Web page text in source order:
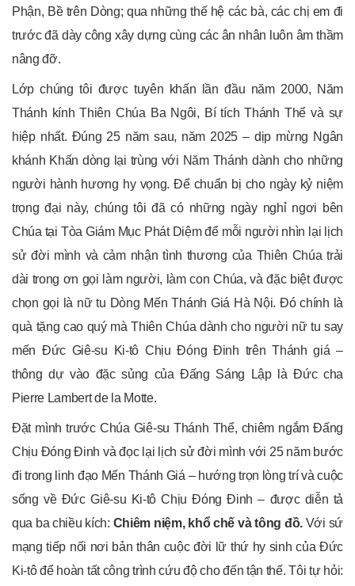
Phận, Bề trên Dòng; qua những thế hệ các bà, các chị em đi
trước đã dày công xây dựng cùng các ân nhân luôn âm thầm
nâng đỡ.
Lớp chúng tôi được tuyên khấn lần đầu năm 2000, Năm
Thánh kính Thiên Chúa Ba Ngôi, Bí tích Thánh Thể và sự
hiệp nhất. Đúng 25 năm sau, năm 2025 – dịp mừng Ngân
khánh Khấn dòng lại trùng với Năm Thánh dành cho những
người hành hương hy vọng. Để chuẩn bị cho ngày kỷ niệm
trọng đại này, chúng tôi đã có những ngày nghỉ ngơi bên
Chúa tại Tòa Giám Mục Phát Diệm để mỗi người nhìn lại lịch
sử đời mình và cảm nhận tình thương của Thiên Chúa trải
dài trong ơn gọi làm người, làm con Chúa, và đặc biệt được
chọn gọi là nữ tu Dòng Mến Thánh Giá Hà Nội. Đó chính là
quà tặng cao quý mà Thiên Chúa dành cho người nữ tu say
mến Đức Giê-su Ki-tô Chịu Đóng Đinh trên Thánh giá –
thông dự vào đặc sủng của Đấng Sáng Lập là Đức cha
Pierre Lambert de la Motte.
Đặt mình trước Chúa Giê-su Thánh Thể, chiêm ngắm Đấng
Chịu Đóng Đinh và đọc lại lịch sử đời mình với 25 năm bước
đi trong linh đạo Mến Thánh Giá – hướng trọn lòng trí và cuộc
sống về Đức Giê-su Ki-tô Chịu Đóng Đinh – được diễn tả
qua ba chiều kích: Chiêm niệm, khổ chế và tông đồ.Với sứ
mạng tiếp nối nơi bản thân cuộc đời lữ thứ hy sinh của Đức
Ki-tô để hoàn tất công trình cứu độ cho đến tận thế. Tôi tự hỏi: